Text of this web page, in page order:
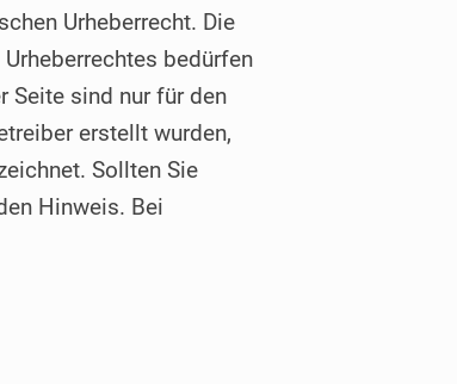
Urheberrecht. Die
bedürfen
Seite sind nur für den
erstellt wurden,
Sollten Sie
Hinweis. Bei